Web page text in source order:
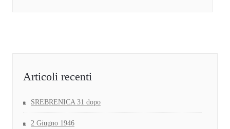
Articoli recenti
SREBRENICA 31 dopo
2 Giugno 1946